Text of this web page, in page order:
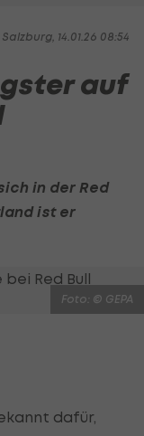
Salzburg, 14.01.26 08:54
auf
in der Red
ist er
Foto: © GEPA
dafür,